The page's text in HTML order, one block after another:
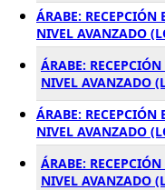
ÁRABE:
NIVEL AVANZADO
ÁRABE:
NIVEL AVANZADO
ÁRABE:
NIVEL AVANZADO
ÁRABE:
NIVEL AVANZADO